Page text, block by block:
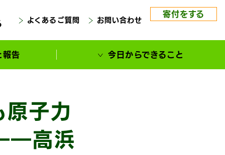
よくあるご質問 お問い合わせ
寄付をする
報告 今日からできること
原子力
高浜